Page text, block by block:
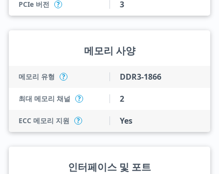
PCIe 버전 ? 3
메모리 사양
메모리 유형 ? DDR3-1866
최대 메모리 채널 ? 2
ECC 메모리 지원 ? Yes
인터페이스 및 포트